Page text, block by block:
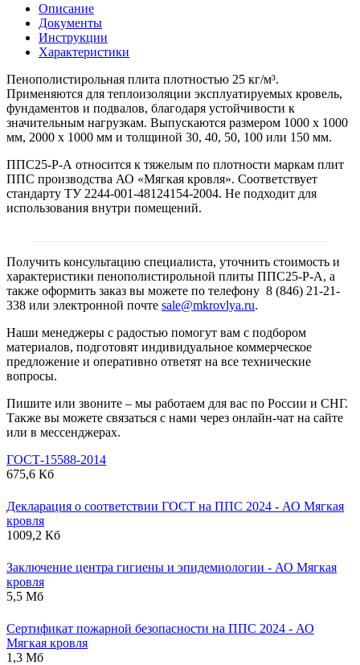
Описание
Документы
Инструкции
Характеристики
Пенополистирольная плита плотностью 25 кг/м³.
Применяются для теплоизоляции эксплуатируемых кровель,
фундаментов и подвалов, благодаря устойчивости к
значительным нагрузкам. Выпускаются размером 1000 х 1000
мм, 2000 х 1000 мм и толщиной 30, 40, 50, 100 или 150 мм.
ППС25-Р-А относится к тяжелым по плотности маркам плит
ППС производства АО «Мягкая кровля». Соответствует
стандарту ТУ 2244-001-48124154-2004. Не подходит для
использования внутри помещений.
Получить консультацию специалиста, уточнить стоимость и
характеристики пенополистирольной плиты ППС25-Р-А, а
также оформить заказ вы можете по телефону 8 (846) 21-21-
338 или электронной почте sale@mkrovlya.ru.
Наши менеджеры с радостью помогут вам с подбором
материалов, подготовят индивидуальное коммерческое
предложение и оперативно ответят на все технические
вопросы.
Пишите или звоните – мы работаем для вас по России и СНГ.
Также вы можете связаться с нами через онлайн-чат на сайте
или в мессенджерах.
ГОСТ-15588-2014
675,6 Кб
Декларация о соответствии ГОСТ на ППС 2024 - АО Мягкая
кровля
1009,2 Кб
Заключение центра гигиены и эпидемиологии - АО Мягкая
кровля
5,5 Мб
Сертификат пожарной безопасности на ППС 2024 - АО
Мягкая кровля
1,3 Мб